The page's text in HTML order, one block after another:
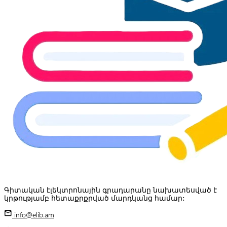
Գիտական էլեկտրոնային գրադարանը նախատեսված է
կրթությամբ հետաքրքրված մարդկանց համար:
mail info@elib.am